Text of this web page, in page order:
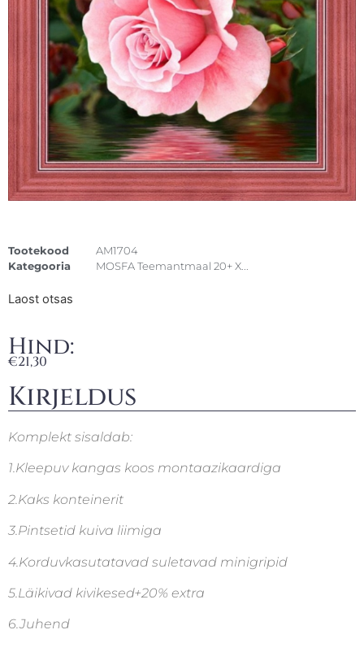
Tootekood
AM1704
Kategooria
MOSFA Teemantmaal 20+ X...
Laost otsas
Hind:
€21,30
Kirjeldus
Komplekt sisaldab:
1.Kleepuv kangas koos montaazikaardiga
2.Kaks konteinerit
3.Pintsetid kuiva liimiga
4.Korduvkasutatavad suletavad minigripid
5.Läikivad kivikesed+20% extra
6.Juhend